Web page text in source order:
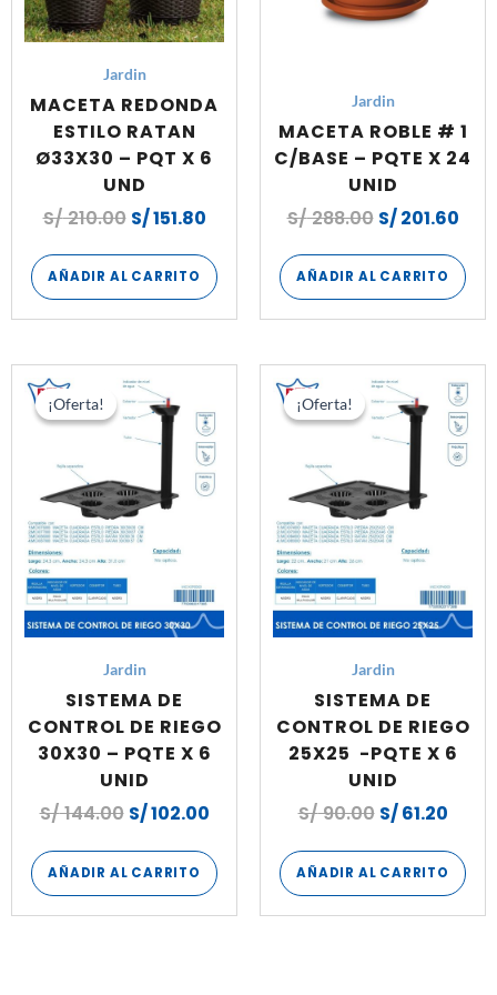
Jardin
MACETA REDONDA
ESTILO RATAN
Ø33X30 – PQT X 6
UND
S/210.00 S/151.80
AÑADIR AL CARRITO
Jardin
MACETA ROBLE # 1
C/BASE – PQTE X 24
UNID
S/288.00 S/201.60
AÑADIR AL CARRITO
¡Oferta!
¡Oferta!
Jardin
SISTEMA DE
CONTROL DE RIEGO
30X30 – PQTE X 6
UNID
S/144.00
El
precio
original
era:
S/ 144.00.
S/102.00
actual
es:
S/ 102.00.
AÑADIR AL CARRITO
¡Oferta!
¡Oferta!
Jardin
SISTEMA DE
CONTROL DE RIEGO
25X25 -PQTE X 6
UNID
S/90.00
El
precio
original
era:
S/ 90.00.
S/61.20
es:
S/
AÑADIR AL CARRITO